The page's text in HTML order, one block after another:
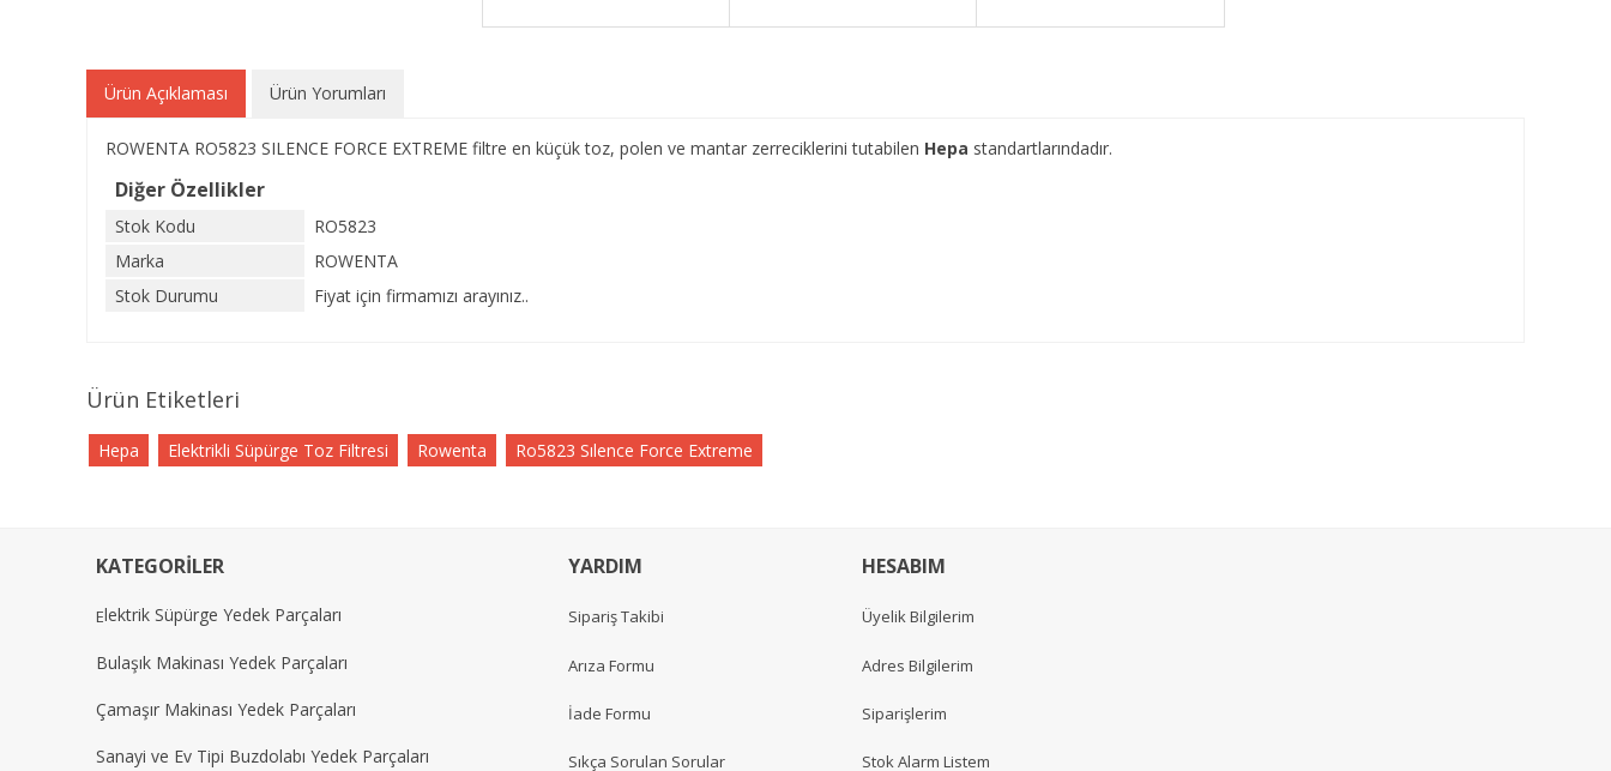
Ürün Açıklaması Ürün Yorumları
ROWENTA RO5823 SILENCE FORCE EXTREME filtre en küçük toz, polen ve mantar zerreciklerini tutabilen Hepa standartlarındadır.
Diğer Özellikler
Stok Kodu
RO5823
Marka
ROWENTA
Stok Durumu
Fiyat için firmamızı arayınız..
Ürün Etiketleri
Hepa Elektrikli Süpürge Toz Filtresi Rowenta Ro5823 Sılence Force Extreme
KATEGORİLER
Elektrik Süpürge Yedek Parçaları
Bulaşık Makinası Yedek Parçaları
Çamaşır Makinası Yedek Parçaları
Sanayi ve Ev Tipi Buzdolabı Yedek Parçaları
YARDIM
Sipariş Takibi
Arıza Formu
İade Formu
Sıkça Sorulan Sorular
HESABIM
Üyelik Bilgilerim
Adres Bilgilerim
Siparişlerim
Stok Alarm Listem